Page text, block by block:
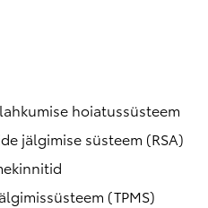
hoiatussüsteem
jälgimise süsteem (RSA)
(TPMS)